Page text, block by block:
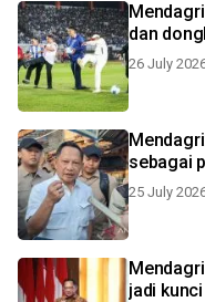
dan
26 July
sebagai
25 July
jadi